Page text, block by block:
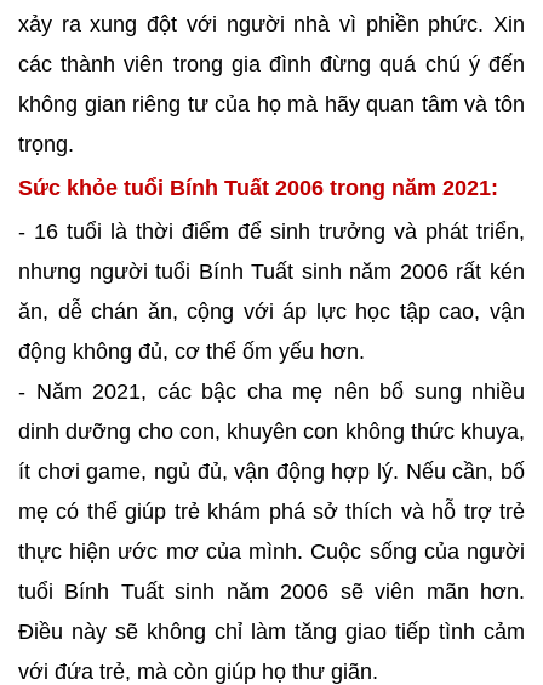
xảy ra xung đột với người nhà vì phiền phức. Xin
các thành viên trong gia đình đừng quá chú ý đến
không gian riêng tư của họ mà hãy quan tâm và tôn
trọng.
Sức khỏe tuổi Bính Tuất 2006 trong năm 2021:
- 16 tuổi là thời điểm để sinh trưởng và phát triển,
nhưng người tuổi Bính Tuất sinh năm 2006 rất kén
ăn, dễ chán ăn, cộng với áp lực học tập cao, vận
động không đủ, cơ thể ốm yếu hơn.
- Năm 2021, các bậc cha mẹ nên bổ sung nhiều
dinh dưỡng cho con, khuyên con không thức khuya,
ít chơi game, ngủ đủ, vận động hợp lý. Nếu cần, bố
mẹ có thể giúp trẻ khám phá sở thích và hỗ trợ trẻ
thực hiện ước mơ của mình. Cuộc sống của người
tuổi Bính Tuất sinh năm 2006 sẽ viên mãn hơn.
Điều này sẽ không chỉ làm tăng giao tiếp tình cảm
với đứa trẻ, mà còn giúp họ thư giãn.